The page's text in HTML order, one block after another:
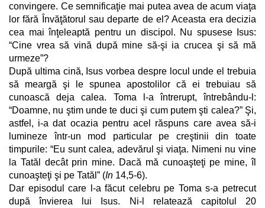
convingere. Ce semnificaţie mai putea avea de acum viaţa
lor fără Învăţătorul sau departe de el? Aceasta era decizia
cea mai înţeleaptă pentru un discipol. Nu spusese Isus:
“Cine vrea să vină după mine să-şi ia crucea şi să mă
urmeze”?
După ultima cină, Isus vorbea despre locul unde el trebuia
să meargă şi le spunea apostolilor că ei trebuiau să
cunoască deja calea. Toma l-a întrerupt, întrebându-l:
“Doamne, nu ştim unde te duci şi cum putem şti calea?” Şi,
astfel, i-a dat ocazia pentru acel răspuns care avea să-i
lumineze într-un mod particular pe creştinii din toate
timpurile: “Eu sunt calea, adevărul şi viaţa. Nimeni nu vine
la Tatăl decât prin mine. Dacă mă cunoaşteţi pe mine, îl
cunoaşteţi şi pe Tatăl” (In 14,5-6).
Dar episodul care l-a făcut celebru pe Toma s-a petrecut
după învierea lui Isus. Ni-l relatează capitolul 20